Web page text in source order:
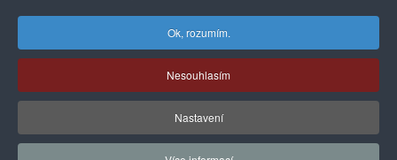
Ok, rozumím.
Nesouhlasím
Nastavení
Obchodní podmínky/Ochrana osobních údajů